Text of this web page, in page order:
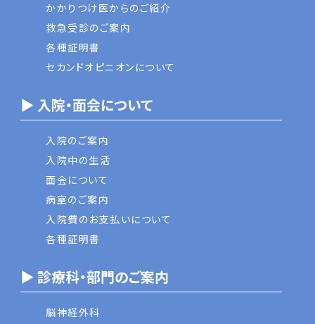
かかりつけ医からのご紹介
救急受診のご案内
各種証明書
セカンドオピニオンについて
▶ 入院・面会について
入院のご案内
入院中の生活
面会について
病室のご案内
入院費のお支払いについて
各種証明書
▶ 診療科・部門のご案内
脳神経外科